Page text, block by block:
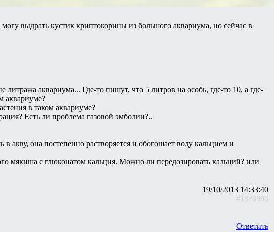
могу выдрать кустик криптокорины из большого аквариума, но сейчас в
аквариума... Где-то пишут, что 5 литров на особь, где-то 10, а где-
аквариуме?
в таком аквариуме?
Есть ли проблема газовой эмболии?..
акву, она постепенно растворяется и обогошает воду кальцием и
мякиша с глюконатом кальция. Можно ли передозировать кальций? или
19/10/2013 14:33:40
#1876896
Ответить